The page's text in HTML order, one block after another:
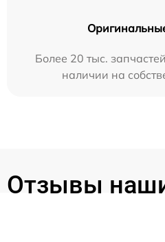
Более 20 тыс.
наличии на
Отзывы